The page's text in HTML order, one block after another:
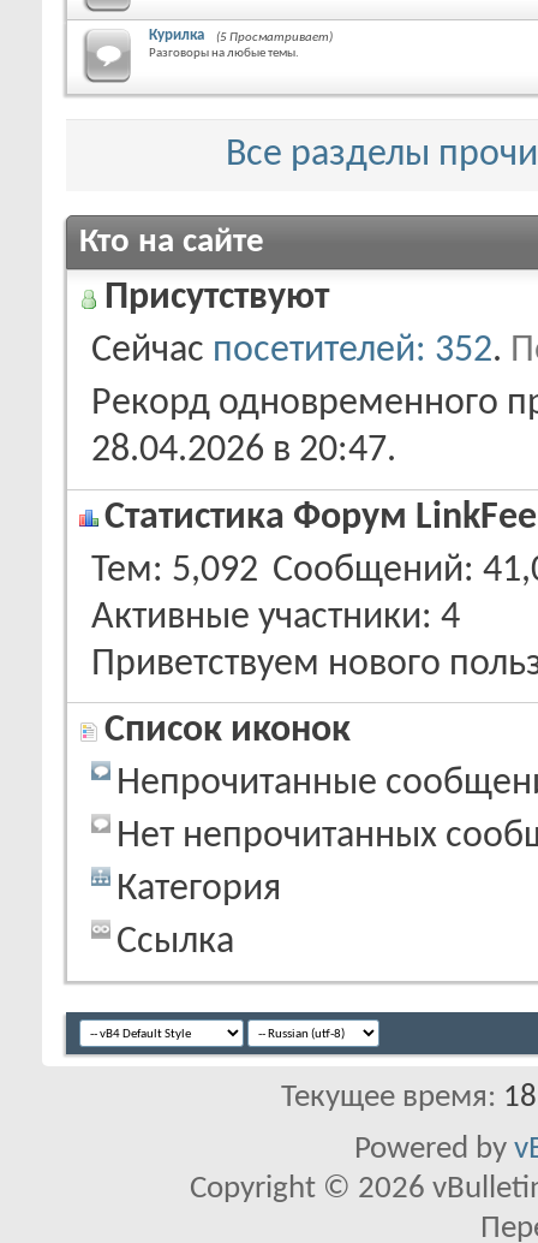
Курилка
(5 Просматривает)
Разговоры на любые темы.
Все разделы
Кто на сайте
Присутствуют
Сейчас посетителей: 352.
Рекорд одновременного
28.04.2026 в 20:47.
Статистика Форум
Тем 5,092 Сообщений
Активные участники 4
Приветствуем нового
Список иконок
Непрочитанные
Нет непрочитанных
Категория
Ссылка
Текущее время:
Powered by
Copyright © 2026